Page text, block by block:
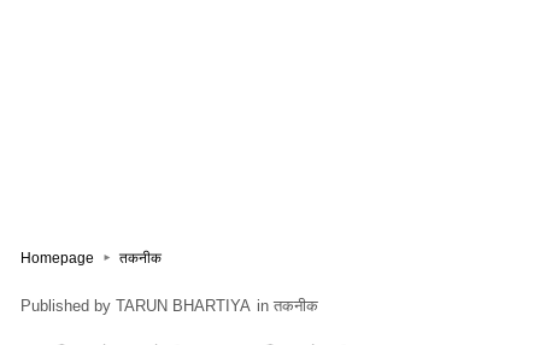
Homepage तकनीक
TARUN BHARTIYA in तकनीक